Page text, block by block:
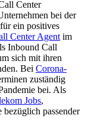
Center
bei der
ein positives
Center Agent im
Inbound Call
sich mit ihren
Bei Corona-
zuständig
bei. Als
Jobs,
passender